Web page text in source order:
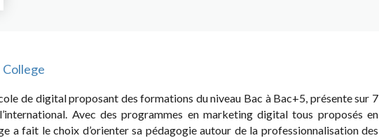
de digital proposant des formations du niveau Bac à Bac+5, présente sur 7
Avec des programmes en marketing digital tous proposés en
a fait le choix d’orienter sa pédagogie autour de la professionnalisation des